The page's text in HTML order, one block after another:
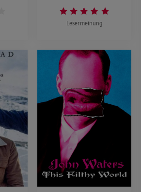
Lesermeinung